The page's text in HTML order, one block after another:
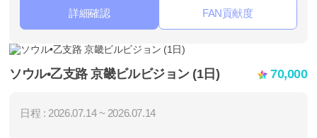
詳細確認 FAN貢献度
ソウル•乙支路 京畿ビルビジョン (1日) 70,000
日程 : 2026.07.14 ~ 2026.07.14